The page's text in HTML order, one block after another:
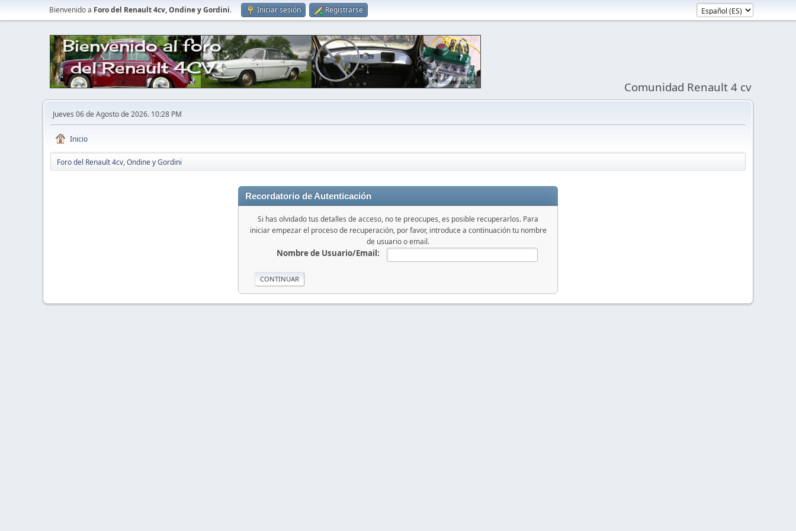
Bienvenido a Foro del Renault 4cv, Ondine y Gordini. Iniciar sesión Registrarse
Comunidad Renault 4 cv
Jueves 06 de Agosto de 2026. 10:28 PM
Inicio
Foro del Renault 4cv, Ondine y Gordini
Recordatorio de Autenticación
Si has olvidado tus detalles de acceso, no te preocupes, es posible recuperarlos. Para
iniciar empezar el proceso de recuperación, por favor, introduce a continuación tu nombre
de usuario o email.
Nombre de Usuario/Email: